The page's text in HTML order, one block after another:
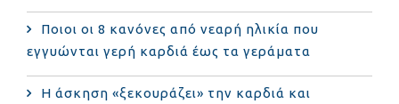
Ποιοι οι 8 κανόνες από νεαρή ηλικία που
εγγυώνται γερή καρδιά έως τα γεράματα
Η άσκηση «ξεκουράζει» την καρδιά και